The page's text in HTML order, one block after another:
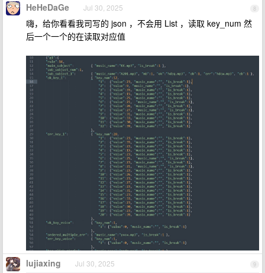
8
HeHeDaGe Jul 30, 2025
嗨，给你看看我司写的 json ，不会用 List ，读取 key_num 然
后一个一个的在读取对应值
9
lujiaxing Jul 30, 2025